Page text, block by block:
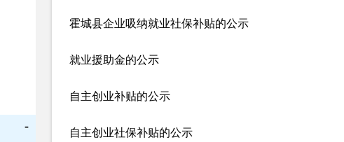
-
霍城县企业吸纳就业社保补贴的公示
就业援助金的公示
自主创业补贴的公示
自主创业社保补贴的公示